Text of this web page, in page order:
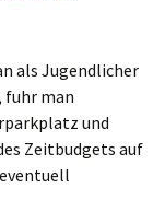
als Jugendlicher
fuhr man
und
Zeitbudgets auf